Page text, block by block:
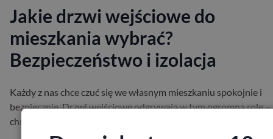
Jakie drzwi wejściowe do
mieszkania wybrać?
Bezpieczeństwo i izolacja
Każdy z nas chce czuć się we własnym mieszkaniu spokojnie i
bezpiecznie. Drzwi wejściowe odgrywają w tym ogromną rolę –
chronią przed hałase…